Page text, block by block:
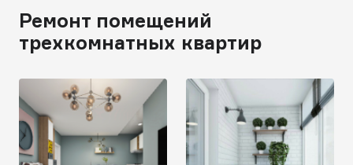
Ремонт помещений
трехкомнатных квартир